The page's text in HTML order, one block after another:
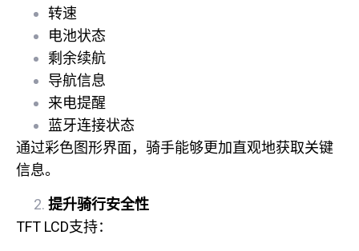
转速
电池状态
剩余续航
导航信息
来电提醒
蓝牙连接状态
通过彩色图形界面，骑手能够更加直观地获取关键
信息。
提升骑行安全性
TFT LCD支持：